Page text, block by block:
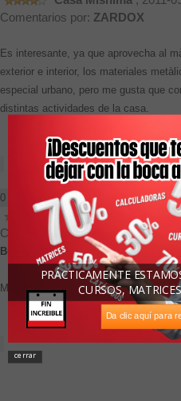
Comentarios por: ZARDOX
Es interesante, ya que aprovecha al
exterior e interior, los materiales
especial urbano, pero me gusta que
distintas actividades de la casa.
0 de 40 de los participantes encontró
Calificación
, 2011-10-
Comentarios por:
Diego Giraldo
Bueno
Muy Buena publicación.
Responda al comentario aquí-
cerrar
Da clic aquí para
PRÁCTICAMENTE
CURSOS,